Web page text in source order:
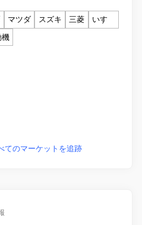
マツダ スズキ 三菱
いすゞ
機
てのマーケットを追跡